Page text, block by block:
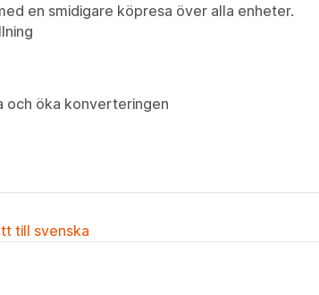
en smidigare köpresa över alla enheter.
och öka konverteringen
till svenska